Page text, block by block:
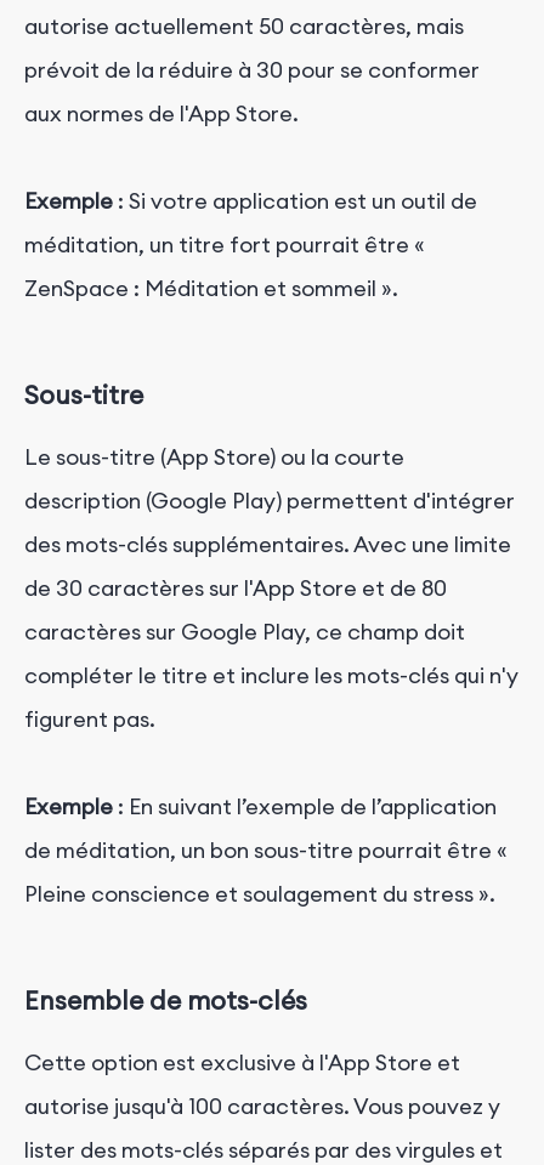
autorise actuellement 50 caractères, mais
prévoit de la réduire à 30 pour se conformer
aux normes de l'App Store.
Exemple : Si votre application est un outil de
méditation, un titre fort pourrait être «
ZenSpace : Méditation et sommeil ».
Sous-titre
Le sous-titre (App Store) ou la courte
description (Google Play) permettent d'intégrer
des mots-clés supplémentaires. Avec une limite
de 30 caractères sur l'App Store et de 80
caractères sur Google Play, ce champ doit
compléter le titre et inclure les mots-clés qui n'y
figurent pas.
Exemple : En suivant l’exemple de l’application
de méditation, un bon sous-titre pourrait être «
Pleine conscience et soulagement du stress ».
Ensemble de mots-clés
Cette option est exclusive à l'App Store et
autorise jusqu'à 100 caractères. Vous pouvez y
lister des mots-clés séparés par des virgules et